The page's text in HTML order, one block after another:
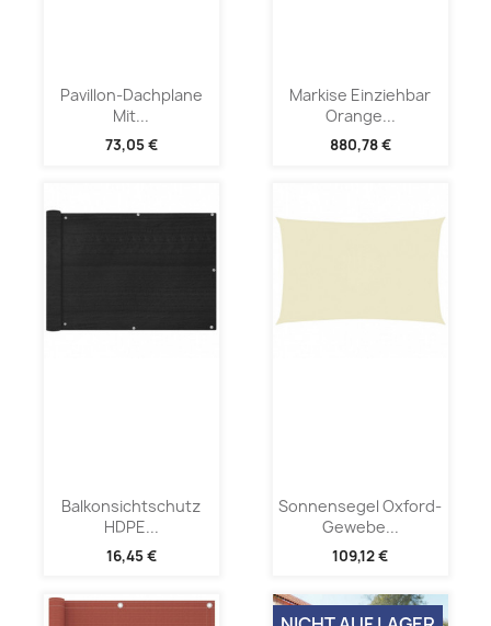
Pavillon-Dachplane
Mit...
73,05 €
Markise Einziehbar
Orange...
880,78 €
Balkonsichtschutz
HDPE...
16,45 €
Sonnensegel Oxford-
Gewebe...
109,12 €